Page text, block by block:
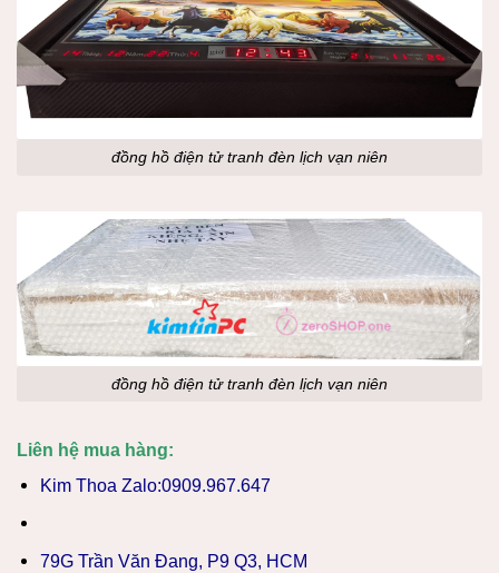
đồng hồ điện tử tranh đèn lịch vạn niên
đồng hồ điện tử tranh đèn lịch vạn niên
Liên hệ mua hàng:
Kim Thoa Zalo:0909.967.647
79G Trần Văn Đang, P9 Q3, HCM